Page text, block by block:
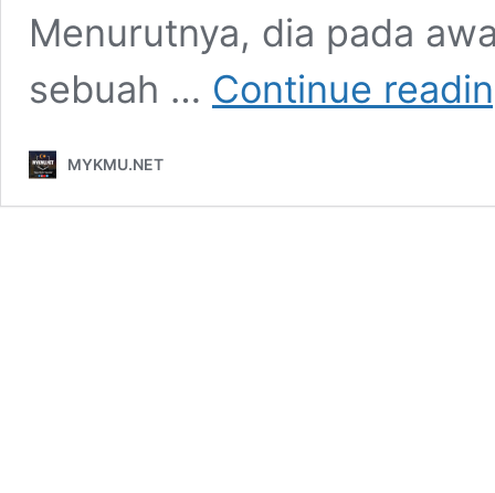
Menurutnya, dia pada
sebuah … Continue
MYKMU.NET